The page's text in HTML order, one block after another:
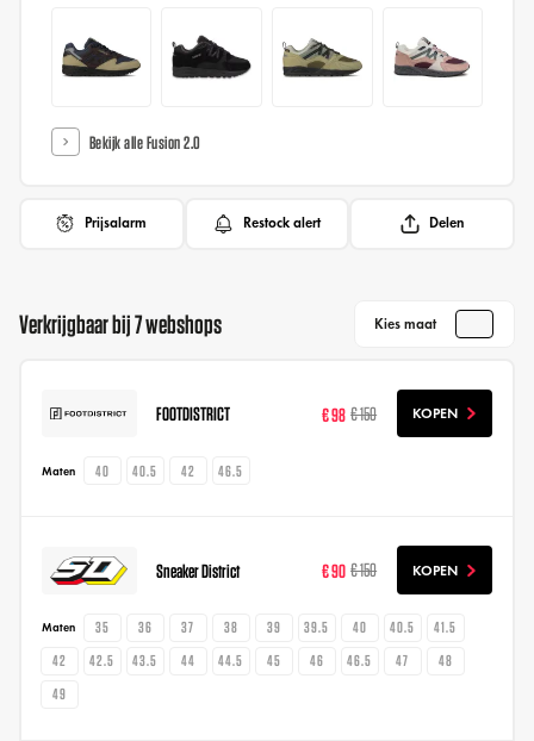
Bekijk alle Fusion 2.0
Prijsalarm Restock alert Delen
Verkrijgbaar bij 7 webshops Kies maat
FOOTDISTRICT € 98 € 150 KOPEN
Maten 40 40.5 42 46.5
Sneaker District € 90 € 150 KOPEN
Maten 35 36 37 38 39 39.5 40 40.5
41.5
42
42.5 43.5 44 44.5 45 46 46.5 47
48
49